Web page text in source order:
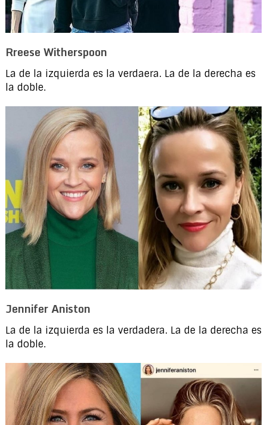
Rreese Witherspoon
La de la izquierda es la verdaera. La de la derecha es
la doble.
Jennifer Aniston
La de la izquierda es la verdadera. La de la derecha es
la doble.